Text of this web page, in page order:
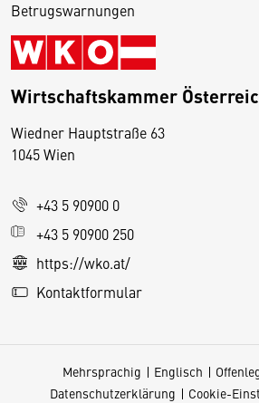
Betrugswarnungen
Wirtschaftskammer
Wiedner Hauptstraße 63
1045 Wien
+43 5 90900 0
+43 5 90900 250
https://wko.at/
Kontaktformular
Mehrsprachig Englisch
Datenschutzerklärung
Cookie-
D
s
e
S
e